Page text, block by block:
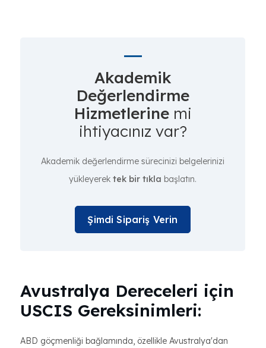
Akademik
Değerlendirme
Hizmetlerinemi
ihtiyacınız var?
Akademik değerlendirme sürecinizi belgelerinizi
yükleyerek tek bir tıkla başlatın.
Şimdi Sipariş Verin
Avustralya Dereceleri için
USCIS Gereksinimleri:
ABD göçmenliği bağlamında, özellikle Avustralya'dan